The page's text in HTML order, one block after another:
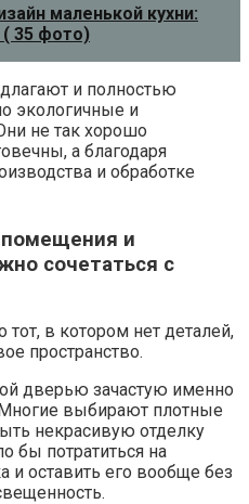
маленькой кухни:
35 фото)
и полностью
экологичные и
не так хорошо
а благодаря
и обработке
и
сочетаться с
в котором нет деталей,
пространство.
дверью зачастую именно
выбирают плотные
некрасивую отделку
бы потратиться на
и оставить его вообще без